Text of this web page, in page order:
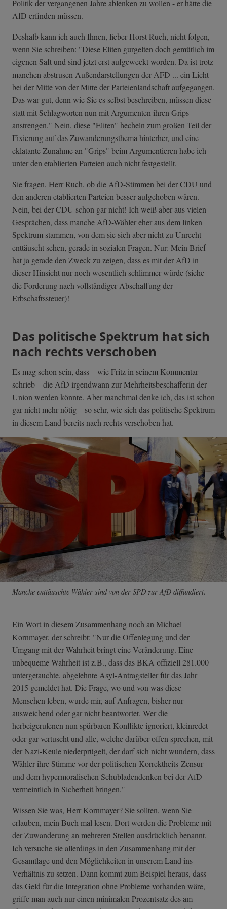
Politik der vergangenen Jahre ablenken zu wollen - er hätte die
AfD erfinden müssen.
Deshalb kann ich auch Ihnen, lieber Horst Ruch, nicht folgen,
wenn Sie schreiben: "Diese Eliten gurgelten doch gemütlich im
eigenen Saft und sind jetzt erst aufgeweckt worden. Da ist trotz
manchen abstrusen Außendarstellungen der AFD ... ein Licht
bei der Mitte von der Mitte der Parteienlandschaft aufgegangen.
Das war gut, denn wie Sie es selbst beschreiben, müssen diese
statt mit Schlagworten nun mit Argumenten ihren Grips
anstrengen." Nein, diese "Eliten" hecheln zum großen Teil der
Fixierung auf das Zuwanderungsthema hinterher, und eine
eklatante Zunahme an "Grips" beim Argumentieren habe ich
unter den etablierten Parteien auch nicht festgestellt.
Sie fragen, Herr Ruch, ob die AfD-Stimmen bei der CDU und
den anderen etablierten Parteien besser aufgehoben wären.
Nein, bei der CDU schon gar nicht! Ich weiß aber aus vielen
Gesprächen, dass manche AfD-Wähler eher aus dem linken
Spektrum stammen, von dem sie sich aber nicht zu Unrecht
enttäuscht sehen, gerade in sozialen Fragen. Nur: Mein Brief
hat ja gerade den Zweck zu zeigen, dass es mit der AfD in
dieser Hinsicht nur noch wesentlich schlimmer würde (siehe
die Forderung nach vollständiger Abschaffung der
Erbschaftssteuer)!
Das politische Spektrum hat sich
nach rechts verschoben
Es mag schon sein, dass – wie Fritz in seinem Kommentar
schrieb – die AfD irgendwann zur Mehrheitsbeschafferin der
Union werden könnte. Aber manchmal denke ich, das ist schon
gar nicht mehr nötig – so sehr, wie sich das politische Spektrum
in diesem Land bereits nach rechts verschoben hat.
Manche enttäuschte Wähler sind von der SPD zur AfD diffundiert.
Ein Wort in diesem Zusammenhang noch an Michael
Kornmayer, der schreibt: "Nur die Offenlegung und der
Umgang mit der Wahrheit bringt eine Veränderung. Eine
unbequeme Wahrheit ist z.B., dass das BKA offiziell 281.000
untergetauchte, abgelehnte Asyl-Antragsteller für das Jahr
2015 gemeldet hat. Die Frage, wo und von was diese
Menschen leben, wurde mir, auf Anfragen, bisher nur
ausweichend oder gar nicht beantwortet. Wer die
herbeigerufenen nun spürbaren Konflikte ignoriert, kleinredet
oder gar vertuscht und alle, welche darüber offen sprechen, mit
der Nazi-Keule niederprügelt, der darf sich nicht wundern, dass
Wähler ihre Stimme vor der politischen-Kor­rektheits-Zensu­r
und dem hypermoralischen Schubladendenken bei der AfD
vermeintlich in Sicherheit bringen."
Wissen Sie was, Herr Kornmayer? Sie sollten, wenn Sie
erlauben, mein Buch mal lesen. Dort werden die Probleme mit
der Zuwanderung an mehreren Stellen ausdrücklich benannt.
Ich versuche sie allerdings in den Zusammenhang mit der
Gesamtlage und den Möglichkeiten in unserem Land ins
Verhältnis zu setzen. Dann kommt zum Beispiel heraus, dass
das Geld für die Integration ohne Probleme vorhanden wäre,
griffe man auch nur einen minimalen Prozentsatz des am